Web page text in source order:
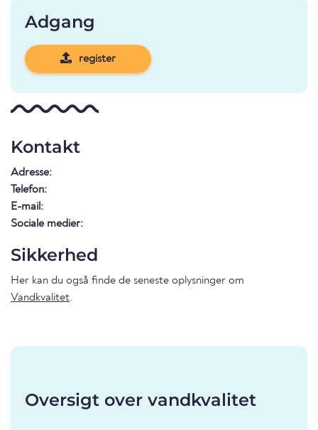
Adgang
register
Kontakt
Adresse:
Telefon:
E-mail:
Sociale medier:
Sikkerhed
Her kan du også finde de seneste oplysninger om
Vandkvalitet.
Oversigt over vandkvalitet